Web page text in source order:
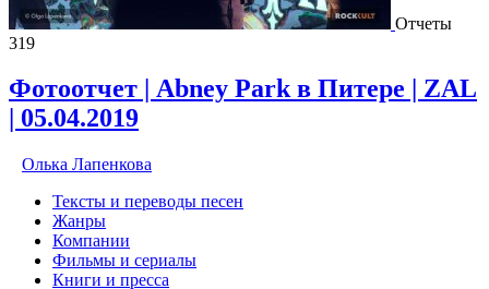
Отчеты
319
Фотоотчет | Abney Park в Питере | ZAL
| 05.04.2019
Олька Лапенкова
Тексты и переводы песен
Жанры
Компании
Фильмы и сериалы
Книги и пресса